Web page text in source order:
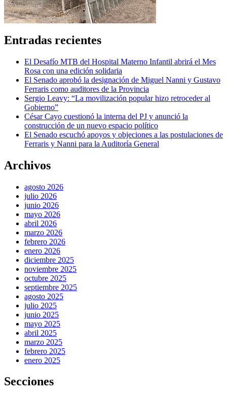
Entradas recientes
El Desafío MTB del Hospital Materno Infantil abrirá el Mes
Rosa con una edición solidaria
El Senado aprobó la designación de Miguel Nanni y Gustavo
Ferraris como auditores de la Provincia
Sergio Leavy: “La movilización popular hizo retroceder al
Gobierno”
César Cayo cuestionó la interna del PJ y anunció la
construcción de un nuevo espacio político
El Senado escuchó apoyos y objeciones a las postulaciones de
Ferraris y Nanni para la Auditoría General
Archivos
agosto 2026
julio 2026
junio 2026
mayo 2026
abril 2026
marzo 2026
febrero 2026
enero 2026
diciembre 2025
noviembre 2025
octubre 2025
septiembre 2025
agosto 2025
julio 2025
junio 2025
mayo 2025
abril 2025
marzo 2025
febrero 2025
enero 2025
Secciones